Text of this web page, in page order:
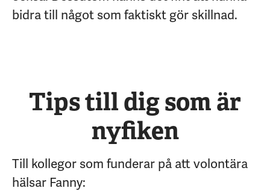
bidra till något som faktiskt gör skillnad.
Tips till dig som är
nyfiken
Till kollegor som funderar på att volontära
hälsar Fanny: